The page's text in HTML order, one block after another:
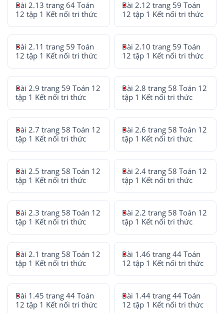
Bài 2.13 trang 64 Toán
12 tập 1 Kết nối tri thức
Bài 2.12 trang 59 Toán
12 tập 1 Kết nối tri thức
Bài 2.11 trang 59 Toán
12 tập 1 Kết nối tri thức
Bài 2.10 trang 59 Toán
12 tập 1 Kết nối tri thức
Bài 2.9 trang 59 Toán 12
tập 1 Kết nối tri thức
Bài 2.8 trang 58 Toán 12
tập 1 Kết nối tri thức
Bài 2.7 trang 58 Toán 12
tập 1 Kết nối tri thức
Bài 2.6 trang 58 Toán 12
tập 1 Kết nối tri thức
Bài 2.5 trang 58 Toán 12
tập 1 Kết nối tri thức
Bài 2.4 trang 58 Toán 12
tập 1 Kết nối tri thức
Bài 2.3 trang 58 Toán 12
tập 1 Kết nối tri thức
Bài 2.2 trang 58 Toán 12
tập 1 Kết nối tri thức
Bài 2.1 trang 58 Toán 12
tập 1 Kết nối tri thức
Bài 1.46 trang 44 Toán
12 tập 1 Kết nối tri thức
Bài 1.45 trang 44 Toán
12 tập 1 Kết nối tri thức
Bài 1.44 trang 44 Toán
12 tập 1 Kết nối tri thức